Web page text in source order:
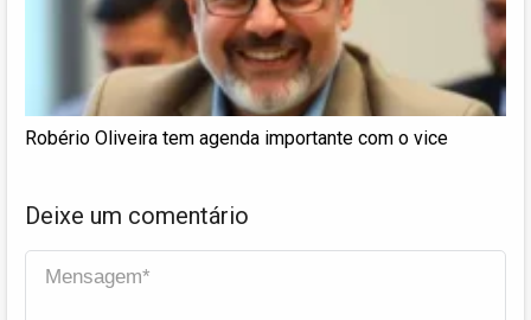
Robério Oliveira tem agenda importante com o vice
Deixe um comentário